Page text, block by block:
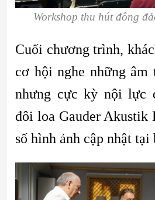
Workshop thu hút đông
Cuối chương trình,
cơ hội nghe những âm
nhưng cực kỳ nội lực
đôi loa Gauder Akustik
số hình ảnh cập nhật